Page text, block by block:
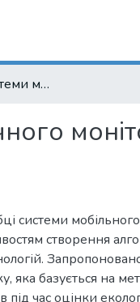
Інформаційні системи мобільного екологічного моніторингу Дністровського каньйону
системи мобільного
створення
яка базується на
час оцінки